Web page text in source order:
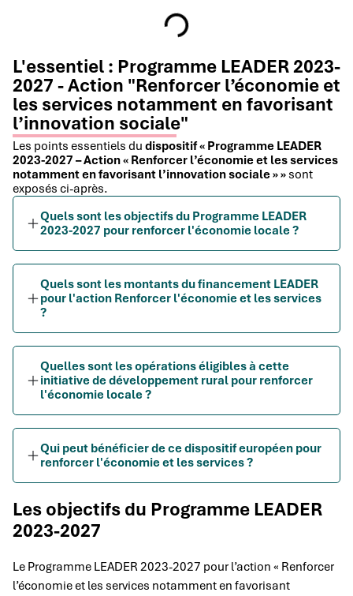
L'essentiel : Programme LEADER 2023-
2027 - Action "Renforcer l’économie et
les services notamment en favorisant
l’innovation sociale"
Les points essentiels du dispositif « Programme LEADER
2023-2027 – Action « Renforcer l’économie et les services
notamment en favorisant l’innovation sociale » » sont
exposés ci-après.
Quels sont les objectifs du Programme LEADER
2023-2027 pour renforcer l'économie locale ?
Quels sont les montants du financement LEADER
pour l'action Renforcer l'économie et les services
?
Quelles sont les opérations éligibles à cette
initiative de développement rural pour renforcer
l'économie locale ?
Qui peut bénéficier de ce dispositif européen pour
renforcer l'économie et les services ?
Les objectifs du Programme LEADER
2023-2027
Le Programme LEADER 2023-2027 pour l’action « Renforcer
l’économie et les services notamment en favorisant